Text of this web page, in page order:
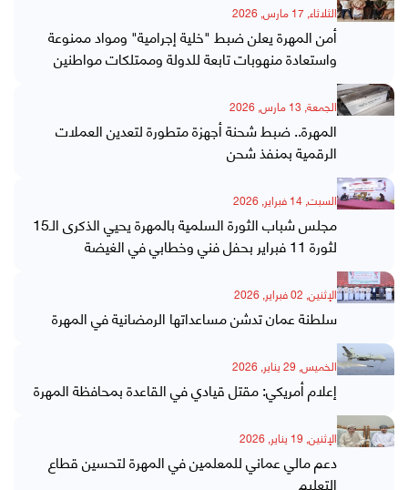
الثلاثاء, 17 مارس, 2026
أمن المهرة يعلن ضبط "خلية إجرامية" ومواد ممنوعة
واستعادة منهوبات تابعة للدولة وممتلكات مواطنين
الجمعة, 13 مارس, 2026
المهرة.. ضبط شحنة أجهزة متطورة لتعدين العملات
الرقمية بمنفذ شحن
السبت, 14 فبراير, 2026
مجلس شباب الثورة السلمية بالمهرة يحيي الذكرى الـ15
لثورة 11 فبراير بحفل فني وخطابي في الغيضة
الإثنين, 02 فبراير, 2026
سلطنة عمان تدشن مساعداتها الرمضانية في المهرة
الخميس, 29 يناير, 2026
إعلام أمريكي: مقتل قيادي في القاعدة بمحافظة المهرة
الإثنين, 19 يناير, 2026
دعم مالي عماني للمعلمين في المهرة لتحسين قطاع
التعليم